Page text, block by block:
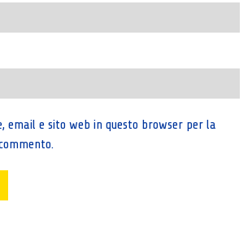
email e sito web in questo browser per la